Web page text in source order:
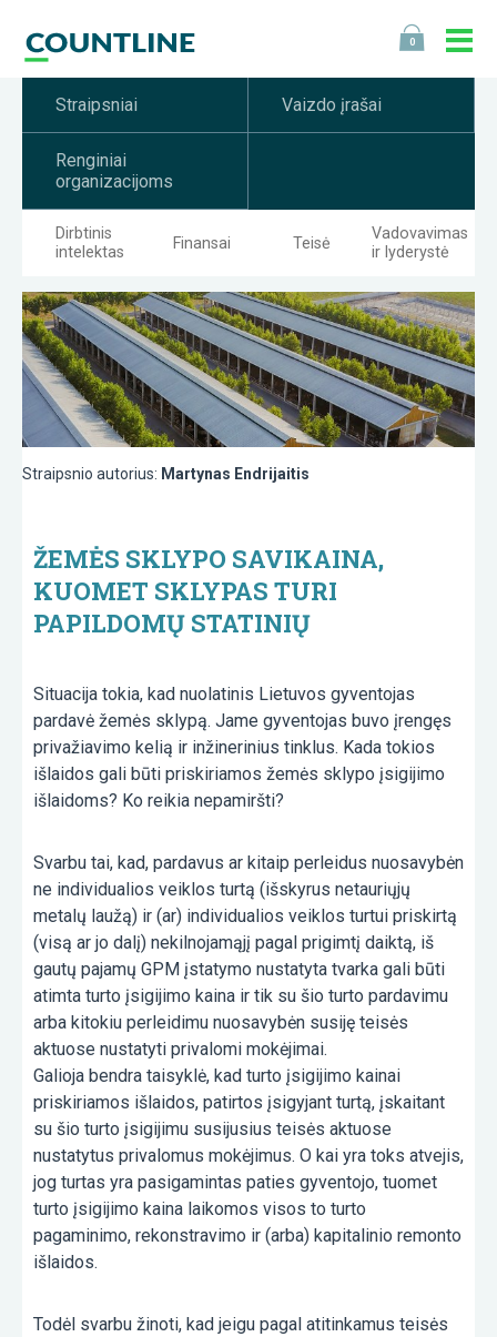
0
Straipsniai Vaizdo įrašai
Renginiai
organizacijoms
Dirbtinis
intelektas
Finansai Teisė
Vadovavimas
ir lyderystė
Straipsnio autorius: Martynas Endrijaitis
ŽEMĖS SKLYPO SAVIKAINA,
KUOMET SKLYPAS TURI
PAPILDOMŲ STATINIŲ
Situacija tokia, kad nuolatinis Lietuvos gyventojas
pardavė žemės sklypą. Jame gyventojas buvo įrengęs
privažiavimo kelią ir inžinerinius tinklus. Kada tokios
išlaidos gali būti priskiriamos žemės sklypo įsigijimo
išlaidoms? Ko reikia nepamiršti?
Svarbu tai, kad, pardavus ar kitaip perleidus nuosavybėn
ne individualios veiklos turtą (išskyrus netauriųjų
metalų laužą) ir (ar) individualios veiklos turtui priskirtą
(visą ar jo dalį) nekilnojamąjį pagal prigimtį daiktą, iš
gautų pajamų GPM įstatymo nustatyta tvarka gali būti
atimta turto įsigijimo kaina ir tik su šio turto pardavimu
arba kitokiu perleidimu nuosavybėn susiję teisės
aktuose nustatyti privalomi mokėjimai.
Galioja bendra taisyklė, kad turto įsigijimo kainai
priskiriamos išlaidos, patirtos įsigyjant turtą, įskaitant
su šio turto įsigijimu susijusius teisės aktuose
nustatytus privalomus mokėjimus. O kai yra toks atvejis,
jog turtas yra pasigamintas paties gyventojo, tuomet
turto įsigijimo kaina laikomos visos to turto
pagaminimo, rekonstravimo ir (arba) kapitalinio remonto
išlaidos.
Todėl svarbu žinoti, kad jeigu pagal atitinkamus teisės